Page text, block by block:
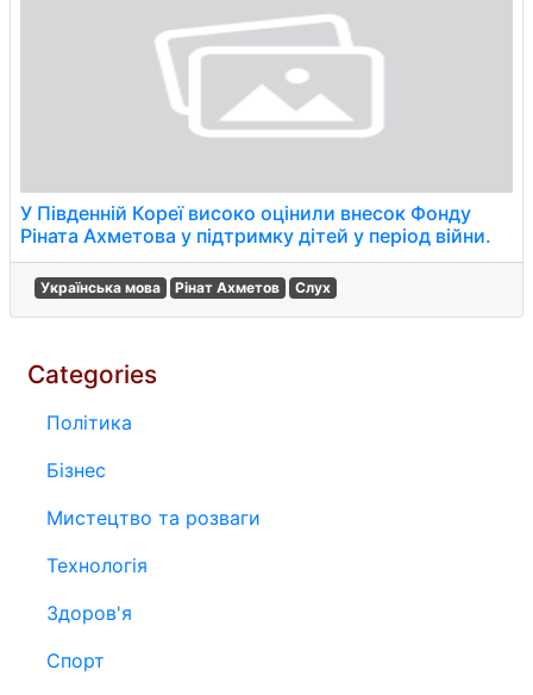
У Південній Кореї високо оцінили внесок Фонду
Ріната Ахметова у підтримку дітей у період війни.
Українська мова Рінат Ахметов Слух
Categories
Політика
Бізнес
Мистецтво та розваги
Технологія
Здоров'я
Спорт